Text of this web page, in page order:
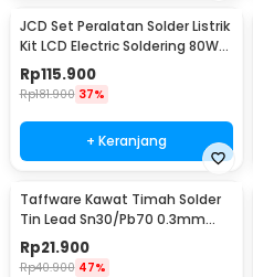
JCD Set Peralatan Solder Listrik
Kit LCD Electric Soldering 80W
220V - CS-908S A
Rp115.900
Rp181.900 37%
+ Keranjang
Taffware Kawat Timah Solder
Tin Lead Sn30/Pb70 0.3mm
50g
Rp21.900
Rp40.900 47%